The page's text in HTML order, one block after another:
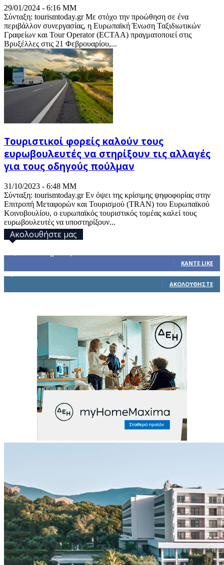
29/01/2024 - 6:16 ΜΜ
Σύνταξη: tourismtoday.gr Με στόχο την προώθηση σε ένα
περιβάλλον συνεργασίας, η Ευρωπαϊκή Ένωση Ταξιδιωτικών
Γραφείων και Tour Operator (ECTAA) πραγματοποιεί στις
Βρυξέλλες στις 21 Φεβρουαρίου,...
Τουριστικοί φορείς καλούν τους
ευρωβουλευτές να στηρίξουν τις αλλαγές
για τους οδηγούς πούλμαν
31/10/2023 - 6:48 ΜΜ
Σύνταξη: tourismtoday.gr Εν όψει της κρίσιμης ψηφοφορίας στην
Επιτροπή Μεταφορών και Τουρισμού (TRAN) του Ευρωπαϊκού
Κοινοβουλίου, ο ευρωπαϊκός τουριστικός τομέας καλεί τους
ευρωβουλευτές να υποστηρίξουν...
Ακολουθήστε μας
ΚΆΝΤΕ LIKE
1,914 Ακόλουθοι
ΑΚΟΛΟΥΘΉΣΤΕ